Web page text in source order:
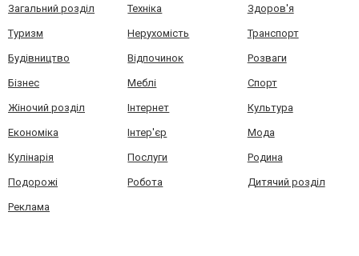
Загальний розділ Техніка Здоров'я
Туризм Нерухомість Транспорт
Будівництво Відпочинок Розваги
Бізнес Меблі Спорт
Жіночий розділ Інтернет Культура
Економіка Інтер'єр Мода
Кулінарія Послуги Родина
Подорожі Робота Дитячий розділ
Реклама